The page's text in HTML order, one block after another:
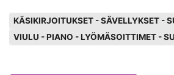
Avainsanat
KÄSIKIRJOITUKSET - SÄVELLYKSET -
VIULU - PIANO - LYÖMÄSOITTIMET -